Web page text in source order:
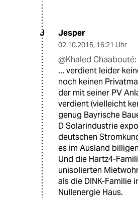
J Jesper
02.10.2015, 16:21 Uhr
@Khaled Chaabouté:
... verdient leider
noch keinen
der mit seiner PV
verdient (vielleicht
genug Bayrische
D Solarindustrie
deutschen
es im Ausland
Und die Hartz4-
unisolierten
als die DINK-Familie
Nullenergie Haus.